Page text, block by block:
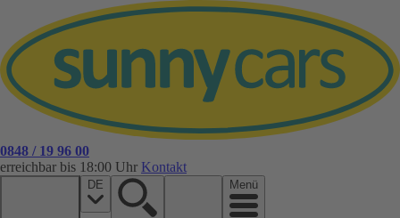
0848 / 19 96 00
erreichbar bis 18:00 Uhr Kontakt
DE Menü